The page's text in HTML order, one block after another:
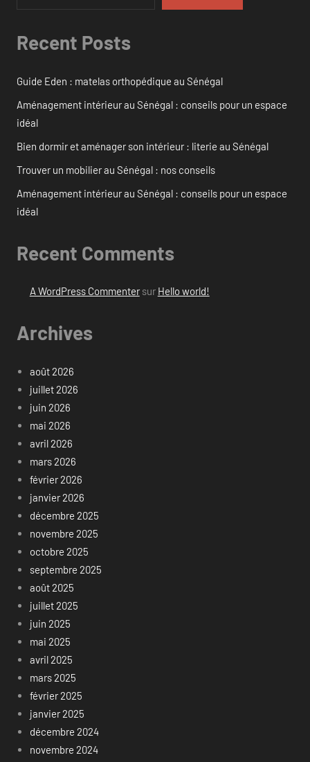
Recent Posts
Guide Eden : matelas orthopédique au Sénégal
Aménagement intérieur au Sénégal : conseils pour un espace
idéal
Bien dormir et aménager son intérieur : literie au Sénégal
Trouver un mobilier au Sénégal : nos conseils
Aménagement intérieur au Sénégal : conseils pour un espace
idéal
Recent Comments
A WordPress Commentersur Hello world!
Archives
août 2026
juillet 2026
juin 2026
mai 2026
avril 2026
mars 2026
février 2026
janvier 2026
décembre 2025
novembre 2025
octobre 2025
septembre 2025
août 2025
juillet 2025
juin 2025
mai 2025
avril 2025
mars 2025
février 2025
janvier 2025
décembre 2024
novembre 2024